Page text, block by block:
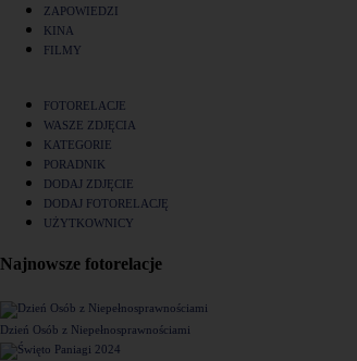
ZAPOWIEDZI
KINA
FILMY
FOTORELACJE
WASZE ZDJĘCIA
KATEGORIE
PORADNIK
DODAJ ZDJĘCIE
DODAJ FOTORELACJĘ
UŻYTKOWNICY
Najnowsze fotorelacje
Dzień Osób z Niepełnosprawnościami